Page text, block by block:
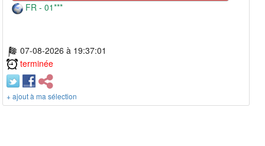
FR - 01***
07-08-2026 à 19:37:01
terminée
+ ajout à ma sélection